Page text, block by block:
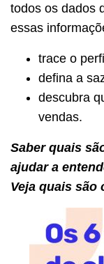
todos os dados
essas
trace o
defina a
descubra
vendas.
Saber quais
ajudar a
Veja quais